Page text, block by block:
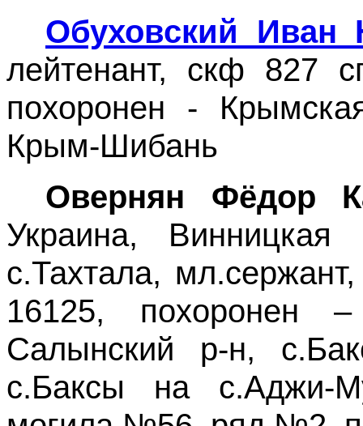
Обуховский Иван
лейтенант, скф 827
похоронен -
Крым-Шибань
Овернян Фёдор
Украина,
с.Тахтала,
16125, похоронен
Салынский р-н,
с.Баксы на с.Аджи-